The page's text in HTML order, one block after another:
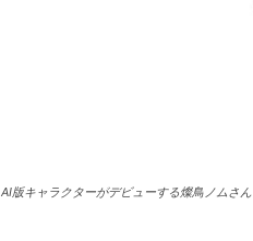
AI版キャラクターがデビューする燦鳥ノムさん